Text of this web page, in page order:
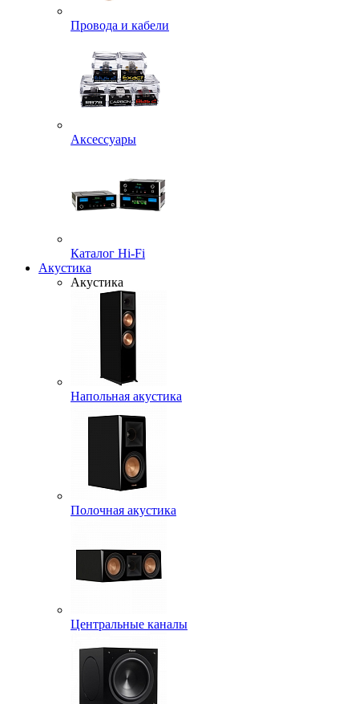
Провода и кабели
Аксессуары
Каталог Hi-Fi
Акустика
Акустика
Напольная акустика
Полочная акустика
Центральные каналы